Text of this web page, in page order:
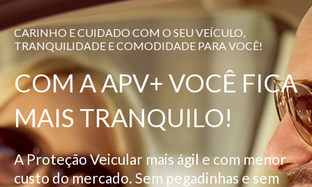
CARINHO E CUIDADO COM O SEU VEÍCULO,
TRANQUILIDADE E COMODIDADE PARA VOCÊ!
COM A APV+ VOCÊ FICA
MAIS TRANQUILO!
A Proteção Veicular mais ágil e com menor
custo do mercado. Sem pegadinhas e sem